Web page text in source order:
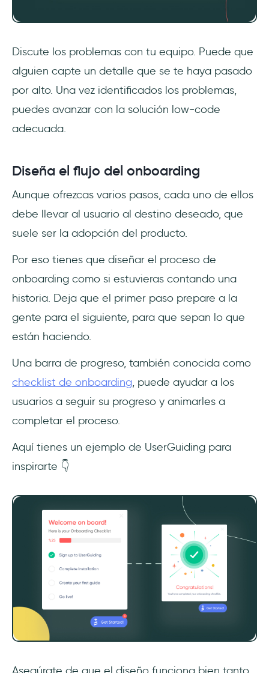
Discute los problemas con tu equipo. Puede que
alguien capte un detalle que se te haya pasado
por alto. Una vez identificados los problemas,
puedes avanzar con la solución low-code
adecuada.
Diseña el flujo del onboarding
Aunque ofrezcas varios pasos, cada uno de ellos
debe llevar al usuario al destino deseado, que
suele ser la adopción del producto.
Por eso tienes que diseñar el proceso de
onboarding como si estuvieras contando una
historia. Deja que el primer paso prepare a la
gente para el siguiente, para que sepan lo que
están haciendo.
Una barra de progreso, también conocida como
checklist de onboarding, puede ayudar a los
usuarios a seguir su progreso y animarles a
completar el proceso.
Aquí tienes un ejemplo de UserGuiding para
inspirarte 👇